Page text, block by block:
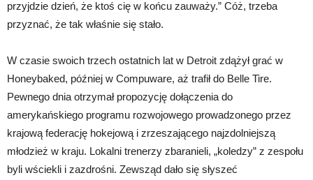
przyjdzie dzień, że ktoś cię w końcu zauważy.” Cóż, trzeba
przyznać, że tak właśnie się stało.
W czasie swoich trzech ostatnich lat w Detroit zdążył grać w
Honeybaked, później w Compuware, aż trafił do Belle Tire.
Pewnego dnia otrzymał propozycję dołączenia do
amerykańskiego programu rozwojowego prowadzonego przez
krajową federację hokejową i zrzeszającego najzdolniejszą
młodzież w kraju. Lokalni trenerzy zbaranieli, „koledzy” z zespołu
byli wściekli i zazdrośni. Zewsząd dało się słyszeć